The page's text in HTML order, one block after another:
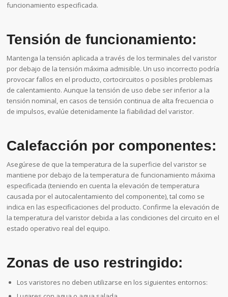
funcionamiento especificada.
Tensión de funcionamiento:
Mantenga la tensión aplicada a través de los terminales del varistor
por debajo de la tensión máxima admisible. Un uso incorrecto podría
provocar fallos en el producto, cortocircuitos o posibles problemas
de calentamiento. Aunque la tensión de uso debe ser inferior a la
tensión nominal, en casos de tensión continua de alta frecuencia o
de impulsos, evalúe detenidamente la fiabilidad del varistor.
Calefacción por componentes:
Asegúrese de que la temperatura de la superficie del varistor se
mantiene por debajo de la temperatura de funcionamiento máxima
especificada (teniendo en cuenta la elevación de temperatura
causada por el autocalentamiento del componente), tal como se
indica en las especificaciones del producto. Confirme la elevación de
la temperatura del varistor debida a las condiciones del circuito en el
estado operativo real del equipo.
Zonas de uso restringido:
Los varistores no deben utilizarse en los siguientes entornos: